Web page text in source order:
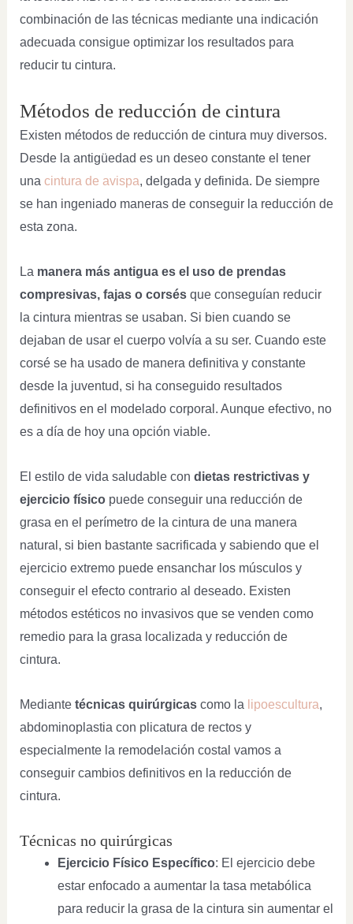
combinación de las técnicas mediante una indicación
adecuada consigue optimizar los resultados para
reducir tu cintura.
Métodos de reducción de cintura
Existen métodos de reducción de cintura muy diversos.
Desde la antigüedad es un deseo constante el tener
una cintura de avispa, delgada y definida. De siempre
se han ingeniado maneras de conseguir la reducción de
esta zona.
La manera más antigua es el uso de prendas
compresivas, fajas o corsésque conseguían reducir
la cintura mientras se usaban. Si bien cuando se
dejaban de usar el cuerpo volvía a su ser. Cuando este
corsé se ha usado de manera definitiva y constante
desde la juventud, si ha conseguido resultados
definitivos en el modelado corporal. Aunque efectivo, no
es a día de hoy una opción viable.
El estilo de vida saludable con dietas restrictivas y
ejercicio físicopuede conseguir una reducción de
grasa en el perímetro de la cintura de una manera
natural, si bien bastante sacrificada y sabiendo que el
ejercicio extremo puede ensanchar los músculos y
conseguir el efecto contrario al deseado. Existen
métodos estéticos no invasivos que se venden como
remedio para la grasa localizada y reducción de
cintura.
Mediante técnicas quirúrgicascomo la lipoescultura,
abdominoplastia con plicatura de rectos y
especialmente la remodelación costal vamos a
conseguir cambios definitivos en la reducción de
cintura.
Técnicas no quirúrgicas
Ejercicio Físico Específico: El ejercicio debe
estar enfocado a aumentar la tasa metabólica
para reducir la grasa de la cintura sin aumentar el